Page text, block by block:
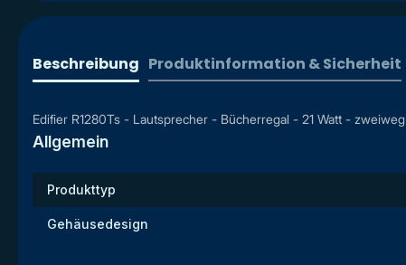
Beschreibung Produktinformation & Sicherheit
Edifier R1280Ts - Lautsprecher - Bücherregal - 21 Watt - zweiweg
Allgemein
Produkttyp
Gehäusedesign